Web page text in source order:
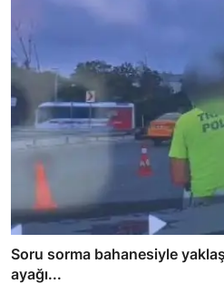
Soru sorma bahanesiyle
ayağı...